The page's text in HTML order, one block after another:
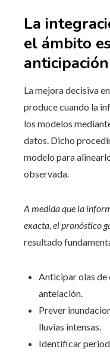
La
el ámbito
anticipación
La mejora decisiva
produce cuando la
los modelos
datos. Dicho
modelo para
observada.
A medida que la
exacta, el pronóstico
resultado
Anticipar olas de
antelación.
Prever
lluvias intensas.
Identificar